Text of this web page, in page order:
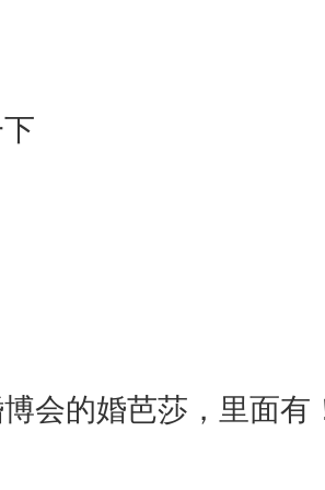
堂/天德/不将】2015年
星期六冲牛(癸丑)煞西
年10月12日农历08月(
日农历09月(大)12日
德/宝光/天德】2015年
星期五冲鸡(癸酉)煞西
会的婚芭莎，里面有